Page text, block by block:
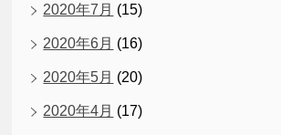
2020年7月 (15)
2020年6月 (16)
2020年5月 (20)
2020年4月 (17)